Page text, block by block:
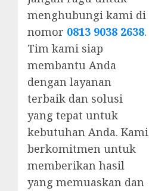
menghubungi kami di
nomor 0813 9038 2638.
Tim kami siap
membantu Anda
dengan layanan
terbaik dan solusi
yang tepat untuk
kebutuhan Anda. Kami
berkomitmen untuk
memberikan hasil
yang memuaskan dan